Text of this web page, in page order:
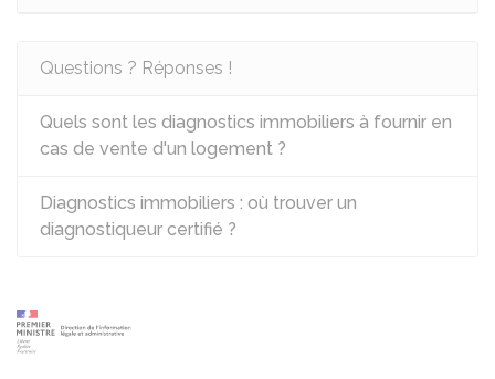
Questions ? Réponses !
Quels sont les diagnostics immobiliers à fournir en
cas de vente d'un logement ?
Diagnostics immobiliers : où trouver un
diagnostiqueur certifié ?